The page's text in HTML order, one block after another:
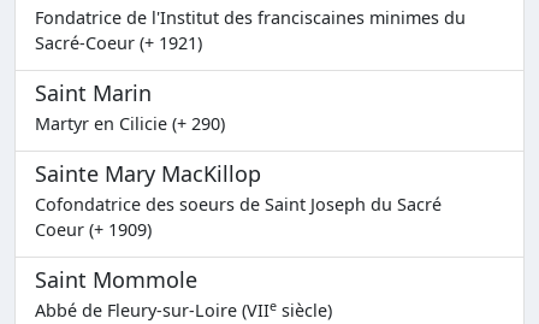
Fondatrice de l'Institut des franciscaines minimes du
Sacré-Coeur (+ 1921)
Saint Marin
Martyr en Cilicie (+ 290)
Sainte Mary MacKillop
Cofondatrice des soeurs de Saint Joseph du Sacré
Coeur (+ 1909)
Saint Mommole
Abbé de Fleury-sur-Loire (VIIe siècle)